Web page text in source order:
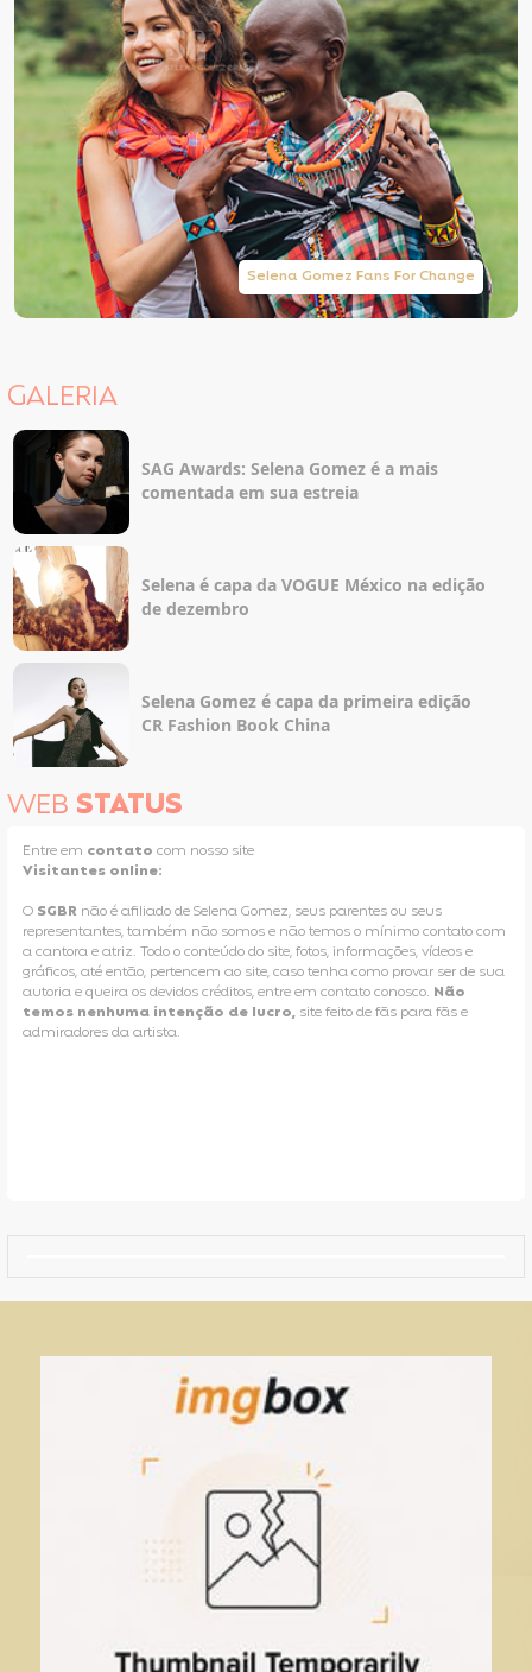
Selena Gomez Fans For Change
GALERIA
SAG Awards: Selena Gomez é a mais
comentada em sua estreia
Selena é capa da VOGUE México na edição
de dezembro
Selena Gomez é capa da primeira edição
CR Fashion Book China
WEB STATUS
Entre em contato com nosso site
Visitantes online:
O SGBR não é afiliado de Selena Gomez, seus parentes ou seus
representantes, também não somos e não temos o mínimo contato com
a cantora e atriz. Todo o conteúdo do site, fotos, informações, vídeos e
gráficos, até então, pertencem ao site, caso tenha como provar ser de sua
autoria e queira os devidos créditos, entre em contato conosco. Não
temos nenhuma intenção de lucro, site feito de fãs para fãs e
admiradores da artista.